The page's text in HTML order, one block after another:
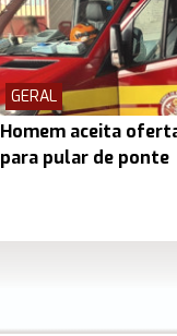
GERAL
Homem aceita
para pular de ponte